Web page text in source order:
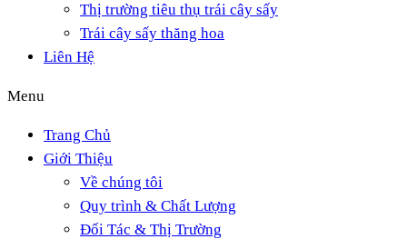
Thị trường tiêu thụ trái cây sấy
Trái cây sấy thăng hoa
Liên Hệ
Menu
Trang Chủ
Giới Thiệu
Về chúng tôi
Quy trình & Chất Lượng
Đối Tác & Thị Trường